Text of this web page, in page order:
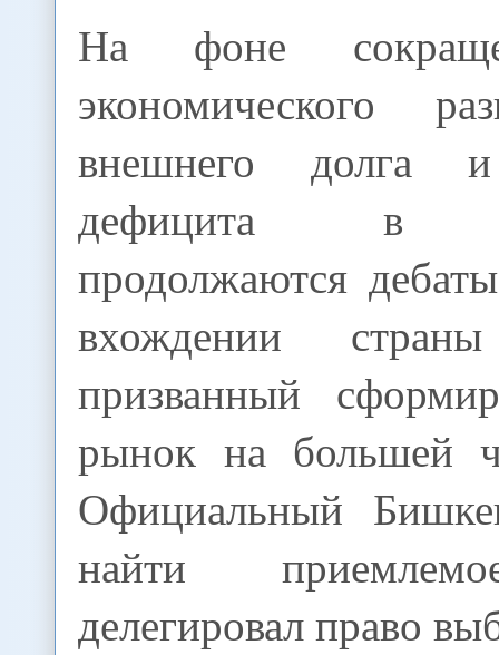
На фоне
экономического
внешнего долга
дефицита в
продолжаются
вхождении
призванный
рынок на большей
Официальный
найти
делегировал право